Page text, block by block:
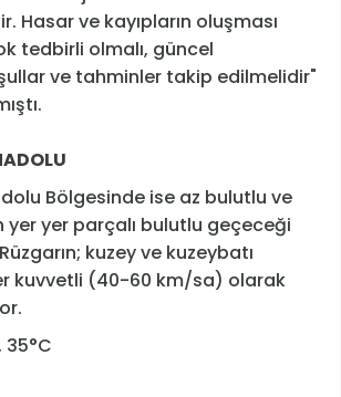
Hasar ve kayıpların oluşması
tedbirli olmalı, güncel
ve tahminler takip edilmelidir"
Bölgesinde ise az bulutlu ve
yer yer parçalı bulutlu geçeceği
kuzey ve kuzeybatı
kuvvetli (40-60 km/sa) olarak
35°C